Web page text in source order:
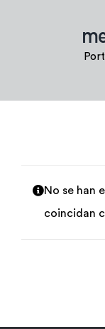
No se han
coincidan